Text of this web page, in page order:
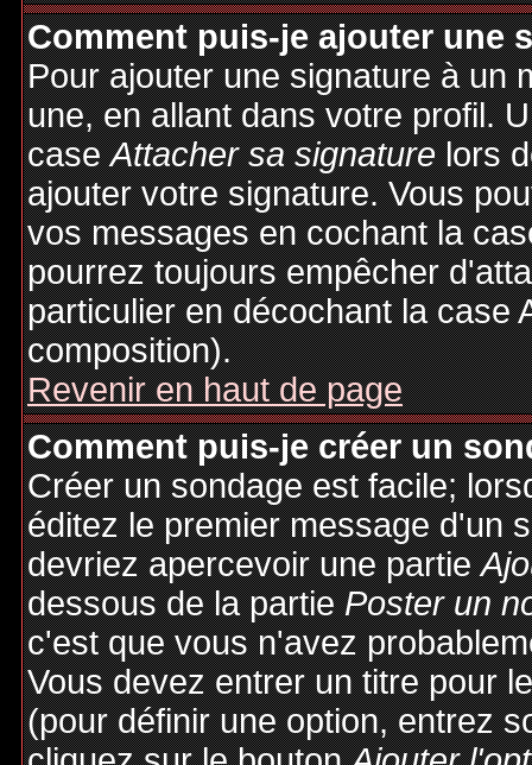
Comment puis-je ajouter une
Pour ajouter une signature à un
une, en allant dans votre profil.
caseAttacher sa signaturelors
ajouter votre signature. Vous
vos messages en cochant la
pourrez toujours empêcher
particulier en décochant la case
composition).
Revenir en haut de page
Comment puis-je créer un
Créer un sondage est facile;
éditez le premier message d'un
devriez apercevoir une partie
dessous de la partiePoster un
c'est que vous n'avez
Vous devez entrer un titre pour
(pour définir une option, entrez